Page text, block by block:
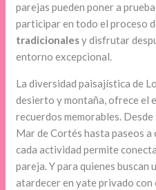
parejas pueden poner a
participar en todo el proceso
tradicionalesy disfrutar
entorno excepcional.
La diversidad paisajística de
desierto y montaña, ofrece el
recuerdos memorables.
Mar de Cortés hasta paseos
cada actividad permite
pareja. Y para quienes buscan
atardecer en yate privado con